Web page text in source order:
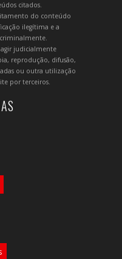
citados.
do conteúdo
ilegítima e a
agir judicialmente
reprodução, difusão,
ou outra utilização
por terceiros.